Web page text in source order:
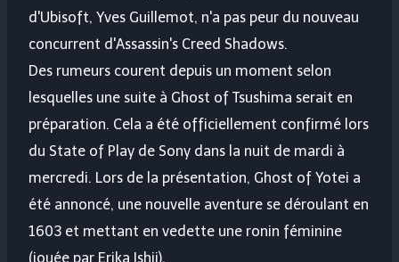
d'Ubisoft, Yves Guillemot, n'a pas peur du nouveau
concurrent d'Assassin's Creed Shadows.
Des rumeurs courent depuis un moment selon
lesquelles une suite à Ghost of Tsushima serait en
préparation. Cela a été officiellement confirmé lors
du State of Play de Sony dans la nuit de mardi à
mercredi. Lors de la présentation, Ghost of Yotei a
été annoncé, une nouvelle aventure se déroulant en
1603 et mettant en vedette une ronin féminine
(jouée par Erika Ishii).